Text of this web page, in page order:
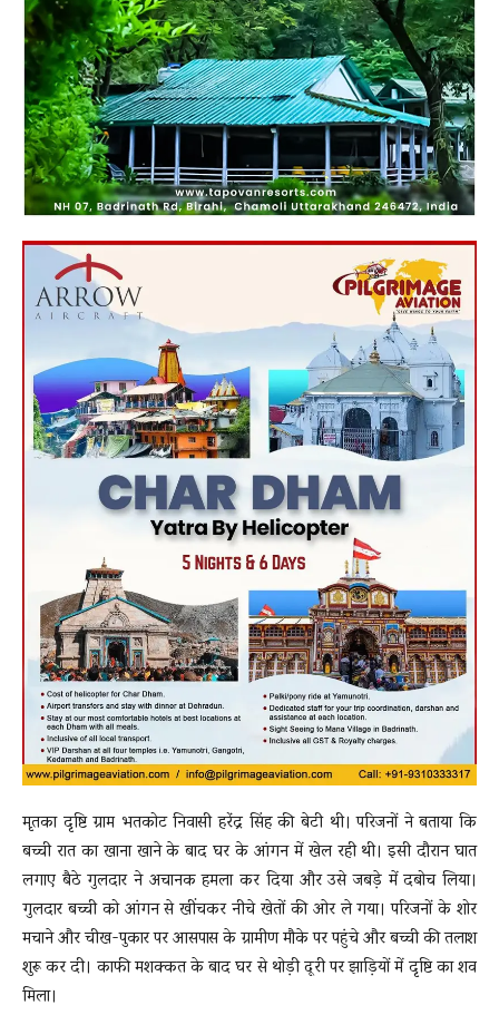
मृतका दृष्टि ग्राम भतकोट निवासी हरेंद्र सिंह की बेटी थी। परिजनों ने बताया कि
बच्ची रात का खाना खाने के बाद घर के आंगन में खेल रही थी। इसी दौरान घात
लगाए बैठे गुलदार ने अचानक हमला कर दिया और उसे जबड़े में दबोच लिया।
गुलदार बच्ची को आंगन से खींचकर नीचे खेतों की ओर ले गया। परिजनों के शोर
मचाने और चीख-पुकार पर आसपास के ग्रामीण मौके पर पहुंचे और बच्ची की तलाश
शुरू कर दी। काफी मशक्कत के बाद घर से थोड़ी दूरी पर झाड़ियों में दृष्टि का शव
मिला।